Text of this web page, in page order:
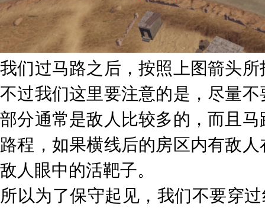
我们过马路之后，按照上图箭头
不过我们这里要注意的是，尽量
部分通常是敌人比较多的，而且
路程，如果横线后的房区内有敌
敌人眼中的活靶子。
所以为了保守起见，我们不要穿